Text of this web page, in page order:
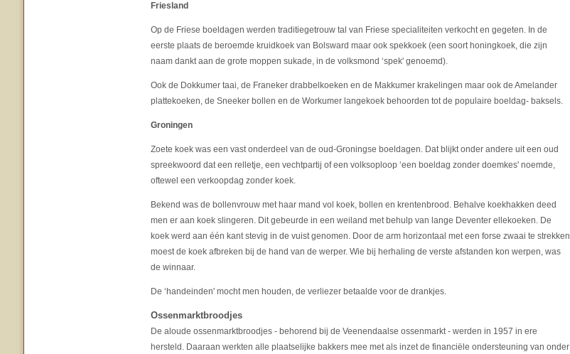
Friesland
Op de Friese boeldagen werden traditiegetrouw tal van Friese specialiteiten verkocht en gegeten. In de
eerste plaats de beroemde kruidkoek van Bolsward maar ook spekkoek (een soort honingkoek, die zijn
naam dankt aan de grote moppen sukade, in de volksmond ‘spek' genoemd).
Ook de Dokkumer taai, de Franeker drabbelkoeken en de Makkumer krakelingen maar ook de Amelander
plattekoeken, de Sneeker bollen en de Workumer langekoek behoorden tot de populaire boeldag- baksels.
Groningen
Zoete koek was een vast onderdeel van de oud-Groningse boeldagen. Dat blijkt onder andere uit een oud
spreekwoord dat een relletje, een vechtpartij of een volksoploop ‘een boeldag zonder doemkes' noemde,
oftewel een verkoopdag zonder koek.
Bekend was de bollenvrouw met haar mand vol koek, bollen en krentenbrood. Behalve koekhakken deed
men er aan koek slingeren. Dit gebeurde in een weiland met behulp van lange Deventer ellekoeken. De
koek werd aan één kant stevig in de vuist genomen. Door de arm horizontaal met een forse zwaai te strekken
moest de koek afbreken bij de hand van de werper. Wie bij herhaling de verste afstanden kon werpen, was
de winnaar.
De ‘handeinden' mocht men houden, de verliezer betaalde voor de drankjes.
Ossenmarktbroodjes
De aloude ossenmarktbroodjes - behorend bij de Veenendaalse ossenmarkt - werden in 1957 in ere
hersteld. Daaraan werkten alle plaatselijke bakkers mee met als inzet de financiële ondersteuning van onder